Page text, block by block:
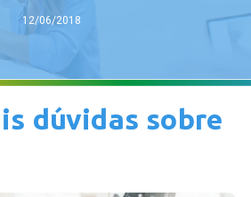
12/06/2018
dúvidas sobre